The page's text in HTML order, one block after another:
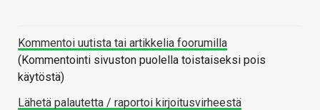
Kommentoi uutista tai artikkelia foorumilla
(Kommentointi sivuston puolella toistaiseksi pois
käytöstä)
Lähetä palautetta / raportoi kirjoitusvirheestä